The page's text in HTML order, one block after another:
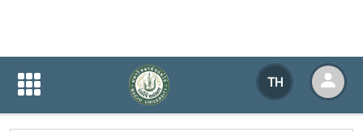
TH
ปฏิทินกิจกรรมของหน่วยงาน
ปฏิทินกิจกรรมของหน่วยงาน